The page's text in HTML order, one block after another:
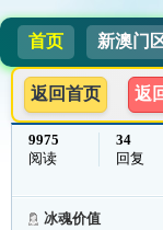
首页 新澳门
返回首页 返
9975
阅读
34
回复
冰魂价值